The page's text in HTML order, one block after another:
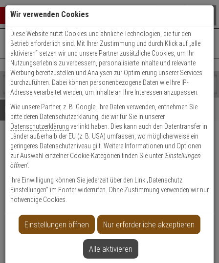
Warenkorb schließen
0 ARTIKEL IM WARENKORB
Ihr Warenkorb ist momentan leer.
Ergebnisse ()
Fertig
Shop
durchsuchen
Bitte
geben
Sie
mindestens
Zeichen
ein,
um
Suche
Es
wurde
noch
Kategorien
Suche
gestartet
+49 (0)821 899 493-0Mo. - Do.: 8:00 - 16:30 | Fr.: 8:00 - 14:00 Uhr
Kontaktservice nutzen
Details Beratung
WILKA Carat S1 Nachzylinder
nach Sicherungskarte
Sicherheitslevel:HOCH
Wir verwenden Cookies
Diese Website nutzt Cookies und ähnliche Technologien, die für den
Betrieb erforderlich sind. Mit Ihrer Zustimmung und durch Klick auf „alle
aktivieren“ setzen wir und unsere Partner zusätzliche Cookies, um Ihr
Nutzungserlebnis zu verbessern, personalisierte Inhalte und relevante
Werbung bereitzustellen und Analysen zur Optimierung unserer Services
durchzuführen. Dabei können personenbezogene Daten wie Ihre IP-
Adresse verarbeitet werden, um Inhalte an Ihre Interessen anzupassen.
Wie unsere Partner, z. B. Google , Ihre Daten verwenden, entnehmen Sie
bitte deren Datenschutzerklärung, die wir für Sie in unserer
Datenschutzerklärung verlinkt haben. Dies kann auch den Datentransfer in
Länder außerhalb der EU (z. B. USA) umfassen, wo möglicherweise ein
geringeres Datenschutzniveau gilt. Weitere Informationen und Optionen
zur Auswahl einzelner Cookie-Kategorien finden Sie unter 'Einstellungen
öffnen'.
Ihre Einwilligung können Sie jederzeit über den Link „Datenschutz
Einstellungen“ im Footer widerrufen. Ohne Zustimmung verwenden wir nur
notwendige Cookies.
Einstellungen öffnen Nur erforderliche akzeptieren
Alle aktivieren